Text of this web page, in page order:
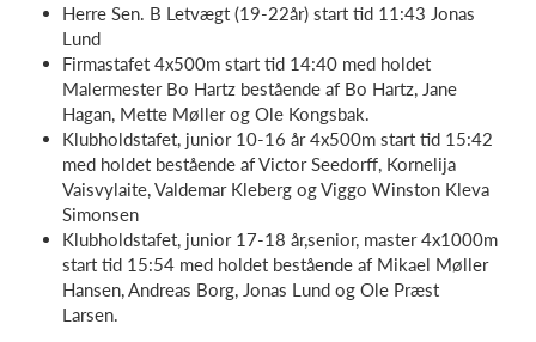
Herre Sen. B Letvægt (19-22år) start tid 11:43 Jonas
Lund
Firmastafet 4x500m start tid 14:40 med holdet
Malermester Bo Hartz bestående af Bo Hartz, Jane
Hagan, Mette Møller og Ole Kongsbak.
Klubholdstafet, junior 10-16 år 4x500m start tid 15:42
med holdet bestående af Victor Seedorff, Kornelija
Vaisvylaite, Valdemar Kleberg og Viggo Winston Kleva
Simonsen
Klubholdstafet, junior 17-18 år,senior, master 4x1000m
start tid 15:54 med holdet bestående af Mikael Møller
Hansen, Andreas Borg, Jonas Lund og Ole Præst
Larsen.